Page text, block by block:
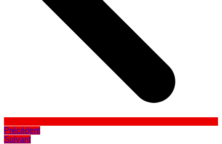
Précédent
Suivant